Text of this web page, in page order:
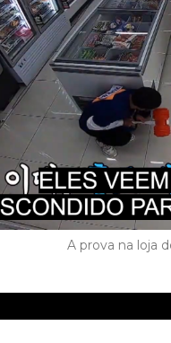
A prova na loja